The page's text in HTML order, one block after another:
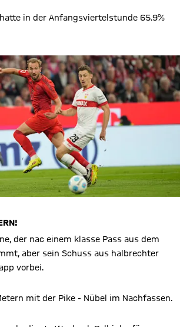
in der Anfangsviertelstunde 65.9%
der nac einem klasse Pass aus dem
aber sein Schuss aus halbrechter
vorbei.
mit der Pike - Nübel im Nachfassen.